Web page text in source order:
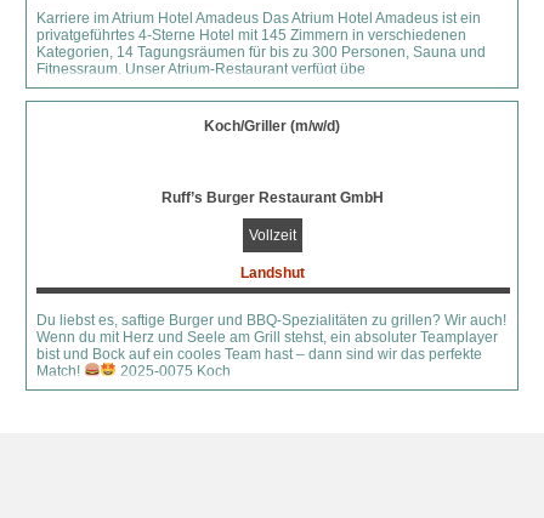
Karriere im Atrium Hotel Amadeus Das Atrium Hotel Amadeus ist ein
privatgeführtes 4-Sterne Hotel mit 145 Zimmern in verschiedenen
Kategorien, 14 Tagungsräumen für bis zu 300 Personen, Sauna und
Fitnessraum. Unser Atrium-Restaurant verfügt übe
Koch/Griller (m/w/d)
Ruff’s Burger Restaurant GmbH
Vollzeit
Landshut
Du liebst es, saftige Burger und BBQ-Spezialitäten zu grillen? Wir auch!
Wenn du mit Herz und Seele am Grill stehst, ein absoluter Teamplayer
bist und Bock auf ein cooles Team hast – dann sind wir das perfekte
Match!
2025-0075 Koch